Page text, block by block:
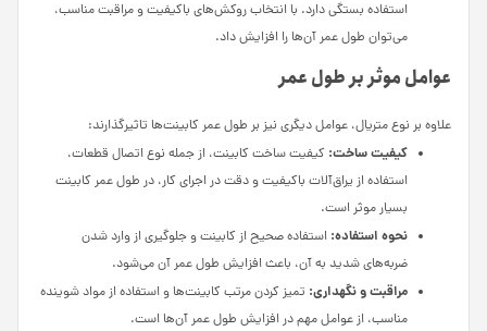
استفاده بستگی دارد. با انتخاب روکش‌های باکیفیت و مراقبت مناسب،
می‌توان طول عمر آن‌ها را افزایش داد.
عوامل موثر بر طول عمر
علاوه بر نوع متریال، عوامل دیگری نیز بر طول عمر کابینت‌ها تاثیرگذارند:
کیفیت ساخت: کیفیت ساخت کابینت، از جمله نوع اتصال قطعات،
استفاده از یراق‌آلات باکیفیت و دقت در اجرای کار، در طول عمر کابینت
بسیار موثر است.
نحوه استفاده: استفاده صحیح از کابینت و جلوگیری از وارد شدن
ضربه‌های شدید به آن، باعث افزایش طول عمر آن می‌شود.
مراقبت و نگهداری: تمیز کردن مرتب کابینت‌ها و استفاده از مواد شوینده
مناسب، از عوامل مهم در افزایش طول عمر آن‌ها است.